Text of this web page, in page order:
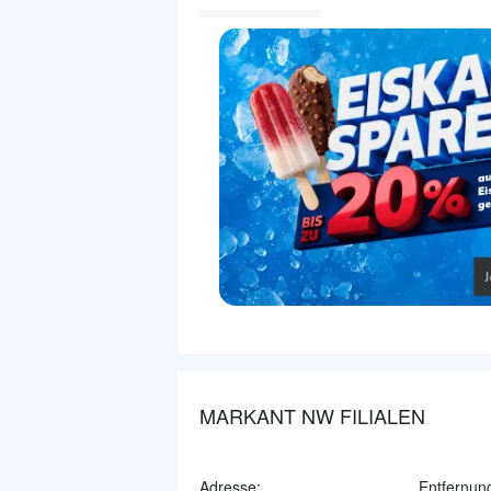
MARKANT NW FILIALEN